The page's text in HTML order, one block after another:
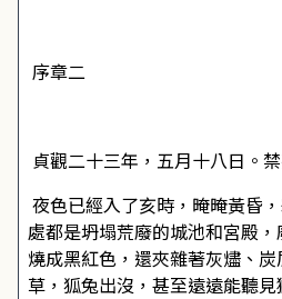
序章二
貞觀二十三年，五月十八日。
夜色已經入了亥時，晻晻黃昏
處都是坍塌荒廢的城池和宮殿
燒成黑紅色，還夾雜著灰燼、
草，狐兔出沒，甚至遠遠能聽見